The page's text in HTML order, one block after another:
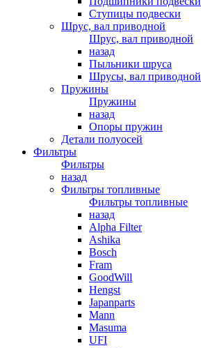
Ступицы подвески
Шрус, вал приводной
Шрус, вал приводной
назад
Пыльники шруса
Шрусы, вал приводной
Пружины
Пружины
назад
Опоры пружин
Детали полуосей
Фильтры
Фильтры
назад
Фильтры топливные
Фильтры топливные
назад
Alpha Filter
Ashika
Bosch
Fram
GoodWill
Hengst
Japanparts
Mann
Masuma
UFI